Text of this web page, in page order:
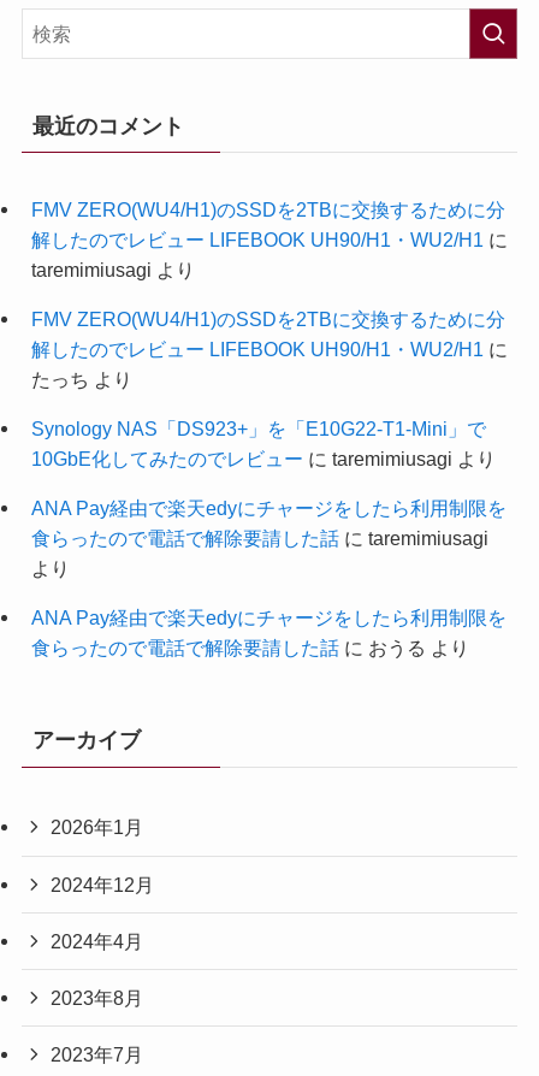
最近のコメント
FMV ZERO(WU4/H1)のSSDを2TBに交換するために分
解したのでレビュー LIFEBOOK UH90/H1・WU2/H1 に
taremimiusagi より
FMV ZERO(WU4/H1)のSSDを2TBに交換するために分
解したのでレビュー LIFEBOOK UH90/H1・WU2/H1 に
たっち より
Synology NAS「DS923+」を「E10G22-T1-Mini」で
10GbE化してみたのでレビュー に taremimiusagi より
ANA Pay経由で楽天edyにチャージをしたら利用制限を
食らったので電話で解除要請した話に taremimiusagi
より
ANA Pay経由で楽天edyにチャージをしたら利用制限を
食らったので電話で解除要請した話に おうる より
アーカイブ
2026年1月
2024年12月
2024年4月
2023年8月
2023年7月